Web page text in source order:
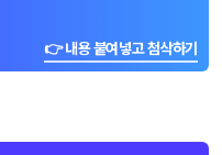
👉 내용 붙여넣고 첨삭하기